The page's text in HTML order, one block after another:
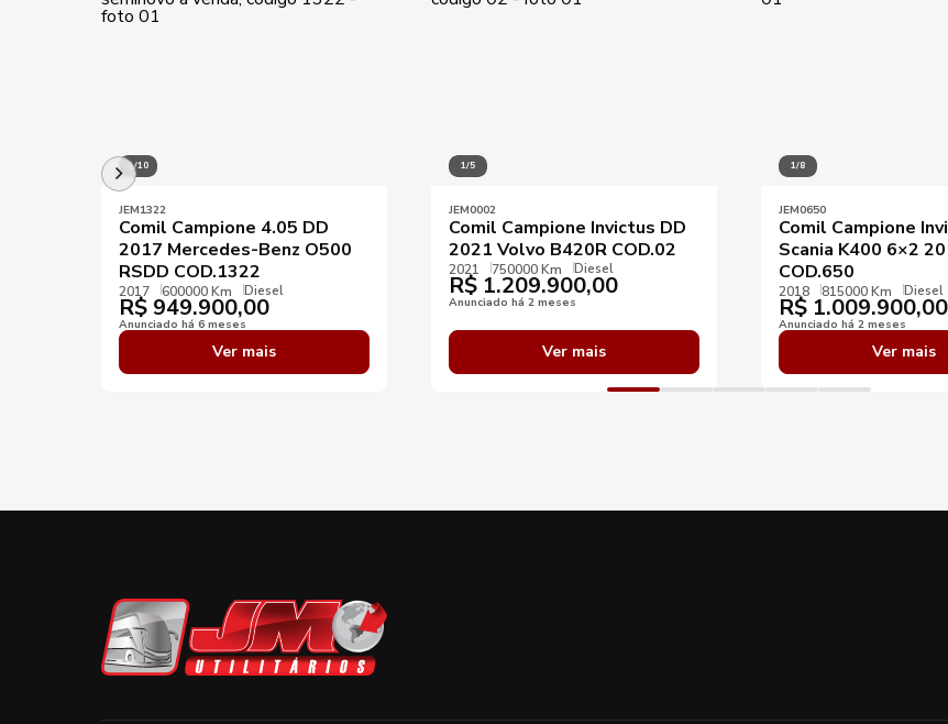
1/10
JEM1322
Comil Campione 4.05 DD
2017 Mercedes-Benz O500
RSDD COD.1322
2017 600000 Km Diesel
R$ 949.900,00
Anunciado há 6 meses
Ver mais
1/5
JEM0002
Comil Campione Invictus DD
2021 Volvo B420R COD.02
2021 750000 Km Diesel
R$ 1.209.900,00
Anunciado há 2 meses
Ver mais
1/8
JEM0650
Comil Campione
Scania K400 6×2
COD.650
2018 815000 Km Diesel
R$ 1.009.900,00
Anunciado há 2 meses
Ver mais